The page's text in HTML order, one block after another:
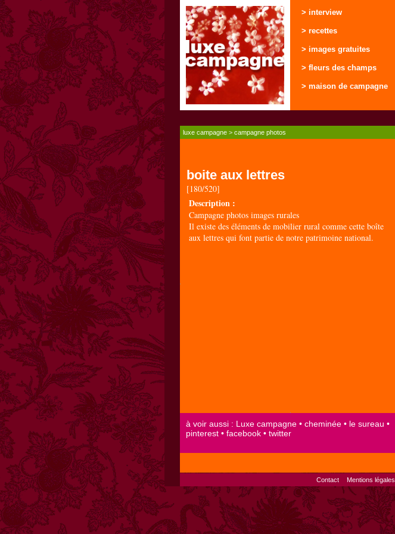
> interview
> recettes
> images gratuites
> fleurs des champs
> maison de campagne
luxe campagne > campagne photos
boite aux lettres
[180/520]
Description :
Campagne photos images rurales
Il existe des éléments de mobilier rural comme cette boîte
aux lettres qui font partie de notre patrimoine national.
Contact Mentions légales